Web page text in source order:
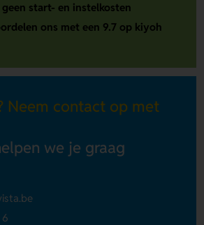
start- en instelkosten
ons met een 9.7 op kiyoh
Neem contact op met
we je graag